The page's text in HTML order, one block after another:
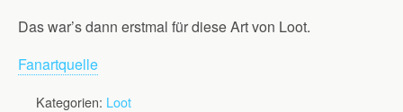
Das war’s dann erstmal für diese Art von Loot.
Fanartquelle
Kategorien: Loot